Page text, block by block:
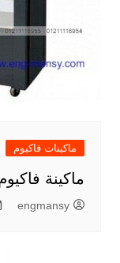
ماكينات فاكيوم
ماكينة
engmansy